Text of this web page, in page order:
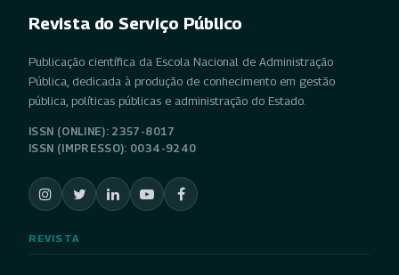
Revista do Serviço Público
Publicação científica da Escola Nacional de Administração
Pública, dedicada à produção de conhecimento em gestão
pública, políticas públicas e administração do Estado.
ISSN (ONLINE): 2357-8017
ISSN (IMPRESSO): 0034-9240
REVISTA